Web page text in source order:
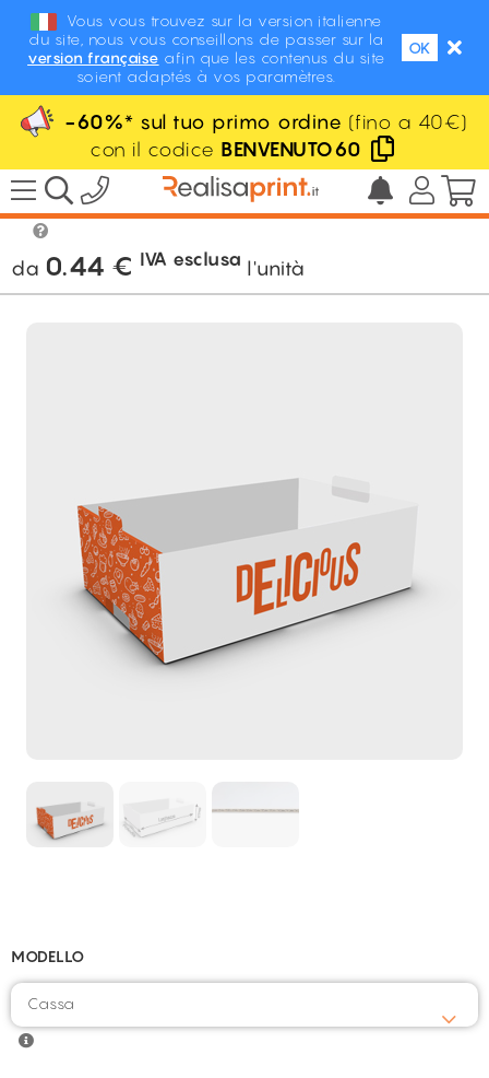
Vous vous trouvez sur la version italienne
du site, nous vous conseillons de passer sur la
version française afin que les contenus du site
soient adaptés à vos paramètres.
OK
-60%* sul tuo primo ordine (fino a 40€)
con il codice BENVENUTO60
/ Packaging personalizzato
Scatole per
alimenti / Cassetta
da 0.44 € IVA esclusa l'unità
MODELLO
Cassa